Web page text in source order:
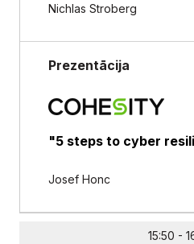
Nichlas Stroberg
Prezentācija
"5 steps to cyber
Josef Honc
15:50 -